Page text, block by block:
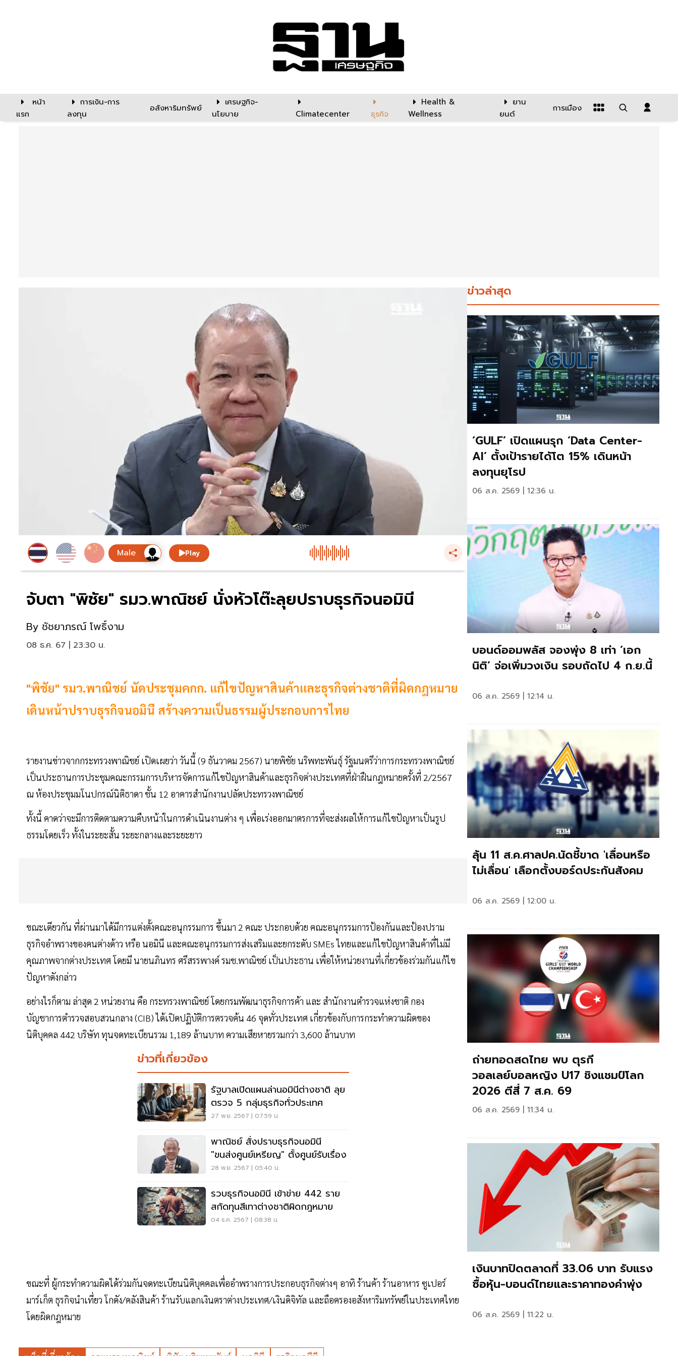
หน้า
แรก
การเงิน-การ
ลงทุน
อสังหาริมทรัพย์
เศรษฐกิจ-
นโยบาย
Climatecenter ธุรกิจ
Health &
Wellness
ยาน
ยนต์
การเมือง
Play
จับตา "พิชัย" รมว.พาณิชย์ นั่งหัวโต๊ะลุยปราบธุรกิจนอมินี
By ชัชยาภรณ์ โพธิ์งาม
08 ธ.ค. 67 | 23:30 น.
"พิชัย" รมว.พาณิชย์ นัดประชุมคกก. แก้ไขปัญหาสินค้าและธุรกิจต่างชาติที่ผิดกฎหมาย
เดินหน้าปราบธุรกิจนอมินี สร้างความเป็นธรรมผู้ประกอบการไทย
รายงานข่าวจากกระทรวงพาณิชย์ เปิดเผยว่า วันนี้ (9 ธันวาคม 2567) นายพิชัย นริพทะพันธุ์ รัฐมนตรีว่าการกระทรวงพาณิชย์
เป็นประธานการประชุมคณะกรรมการบริหารจัดการแก้ไขปัญหาสินค้าและธุรกิจต่างประเทศที่ฝ่าฝืนกฎหมายครั้งที่ 2/2567
ณ ห้องประชุมมโนปกรณ์นิติธาดา ชั้น 12 อาคารสำนักงานปลัดประทรวงพาณิชย์
ทั้งนี้ คาดว่าจะมีการติดตามความคืบหน้าในการดำเนินงานต่าง ๆ เพื่อเร่งออกมาตรการที่จะส่งผลให้การแก้ไขปัญหาเป็นรูป
ธรรมโดยเร็ว ทั้งในระยะสั้น ระยะกลางและระยะยาว
ขณะเดียวกัน ที่ผ่านมาได้มีการแต่งตั้งคณะอนุกรรมการ ขึ้นมา 2 คณะ ประกอบด้วย คณะอนุกรรมการป้องกันและป้องปราม
ธุรกิจอำพรางของคนต่างด้าว หรือ นอมินี และคณะอนุกรรมการส่งเสริมและยกระดับ SMEs ไทยและแก้ไขปัญหาสินค้าที่ไม่มี
คุณภาพจากต่างประเทศ โดยมี นายนภินทร ศรีสรรพางค์ รมช.พาณิชย์ เป็นประธาน เพื่อให้หน่วยงานที่เกี่ยวข้องร่วมกันแก้ไข
ปัญหาดังกล่าว
อย่างไรก็ตาม ล่าสุด 2 หน่วยงาน คือ กระทรวงพาณิชย์ โดยกรมพัฒนาธุรกิจการค้า และ สำนักงานตำรวจแห่งชาติ กอง
บัญชาการตำรวจสอบสวนกลาง (CIB) ได้เปิดปฏิบัติการตรวจค้น 46 จุดทั่วประเทศ เกี่ยวข้องกับการกระทำความผิดของ
นิติบุคคล 442 บริษัท ทุนจดทะเบียนรวม 1,189 ล้านบาท ความเสียหายรวมกว่า 3,600 ล้านบาท
ข่าวที่เกี่ยวข้อง
รัฐบาลเปิดแผนล่านอมินีต่างชาติ ลุย
ตรวจ 5 กลุ่มธุรกิจทั่วประเทศ
27 พ.ย. 2567 | 07:59 น.
พาณิชย์ สั่งปราบธุรกิจนอมินี
"ขนส่งศูนย์เหรียญ" ตั้งศูนย์รับเรื่อง
28 พ.ย. 2567 | 05:40 น.
รวบธุรกิจนอมินี เข้าข่าย 442 ราย
สกัดทุนสีเทาต่างชาติผิดกฎหมาย
04 ธ.ค. 2567 | 08:38 น.
ขณะที่ ผู้กระทำความผิดได้ร่วมกันจดทะเบียนนิติบุคคลเพื่ออำพรางการประกอบธุรกิจต่างๆ อาทิ ร้านค้า ร้านอาหาร ซูเปอร์
มาร์เก็ต ธุรกิจนำเที่ยว โกดัง/คลังสินค้า ร้านรับแลกเงินตราต่างประเทศ/เงินดิจิทัล และถือครองอสังหาริมทรัพย์ในประเทศไทย
โดยผิดกฎหมาย
ข่าวล่าสุด
‘GULF’ เปิดแผนรุก ‘Data Center-
AI’ ตั้งเป้ารายได้โต 15% เดินหน้า
ลงทุนยุโรป
06 ส.ค. 2569 | 12:36 น.
บอนด์ออมพลัส จองพุ่ง 8 เท่า ‘เอก
นิติ’ จ่อเพิ่มวงเงิน รอบถัดไป 4 ก.ย.นี้
06 ส.ค. 2569 | 12:14 น.
ลุ้น 11 ส.ค.ศาลปค.นัดชี้ขาด 'เลื่อนหรือ
ไม่เลื่อน' เลือกตั้งบอร์ดประกันสังคม
06 ส.ค. 2569 | 12:00 น.
ถ่ายทอดสดไทย พบ ตุรกี
วอลเลย์บอลหญิง U17 ชิงแชมป์โลก
2026 ตีสี่ 7 ส.ค. 69
06 ส.ค. 2569 | 11:34 น.
เงินบาทปิดตลาดที่ 33.06 บาท รับแรง
ซื้อหุ้น-บอนด์ไทยและราคาทองคำพุ่ง
06 ส.ค. 2569 | 11:22 น.